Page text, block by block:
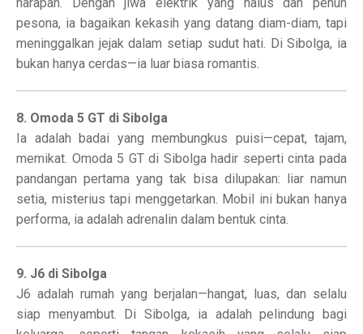
pesona, ia bagaikan kekasih yang datang diam-diam, tapi
meninggalkan jejak dalam setiap sudut hati. Di Sibolga, ia
bukan hanya cerdas—ia luar biasa romantis.
8. Omoda 5 GT di Sibolga
Ia adalah badai yang membungkus puisi—cepat, tajam,
memikat. Omoda 5 GT di Sibolga hadir seperti cinta pada
pandangan pertama yang tak bisa dilupakan: liar namun
setia, misterius tapi menggetarkan. Mobil ini bukan hanya
performa, ia adalah adrenalin dalam bentuk cinta.
9. J6 di Sibolga
J6 adalah rumah yang berjalan—hangat, luas, dan selalu
siap menyambut. Di Sibolga, ia adalah pelindung bagi